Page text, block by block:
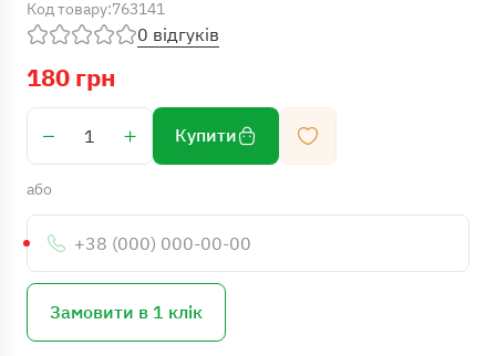
Код товару:763141
0 відгуків
180 грн
Купити
або
Телефон:
Замовити в 1 клік